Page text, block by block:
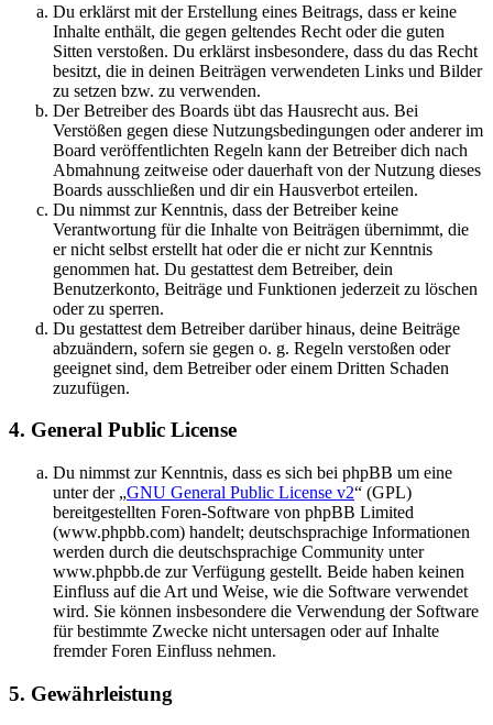
Du erklärst mit der Erstellung eines Beitrags, dass er keine
Inhalte enthält, die gegen geltendes Recht oder die guten
Sitten verstoßen. Du erklärst insbesondere, dass du das Recht
besitzt, die in deinen Beiträgen verwendeten Links und Bilder
zu setzen bzw. zu verwenden.
Der Betreiber des Boards übt das Hausrecht aus. Bei
Verstößen gegen diese Nutzungsbedingungen oder anderer im
Board veröffentlichten Regeln kann der Betreiber dich nach
Abmahnung zeitweise oder dauerhaft von der Nutzung dieses
Boards ausschließen und dir ein Hausverbot erteilen.
Du nimmst zur Kenntnis, dass der Betreiber keine
Verantwortung für die Inhalte von Beiträgen übernimmt, die
er nicht selbst erstellt hat oder die er nicht zur Kenntnis
genommen hat. Du gestattest dem Betreiber, dein
Benutzerkonto, Beiträge und Funktionen jederzeit zu löschen
oder zu sperren.
Du gestattest dem Betreiber darüber hinaus, deine Beiträge
abzuändern, sofern sie gegen o. g. Regeln verstoßen oder
geeignet sind, dem Betreiber oder einem Dritten Schaden
zuzufügen.
4. General Public License
Du nimmst zur Kenntnis, dass es sich bei phpBB um eine
unter der „GNU General Public License v2“ (GPL)
bereitgestellten Foren-Software von phpBB Limited
(www.phpbb.com) handelt; deutschsprachige Informationen
werden durch die deutschsprachige Community unter
www.phpbb.de zur Verfügung gestellt. Beide haben keinen
Einfluss auf die Art und Weise, wie die Software verwendet
wird. Sie können insbesondere die Verwendung der Software
für bestimmte Zwecke nicht untersagen oder auf Inhalte
fremder Foren Einfluss nehmen.
5. Gewährleistung